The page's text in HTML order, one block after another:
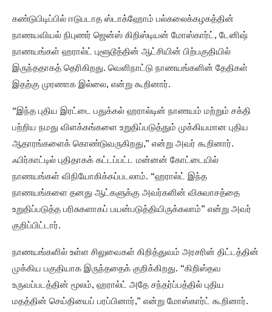
கண்டுபிடிப்பில் ஈடுபடாத ஸ்டாக்ஹோம் பல்கலைக்கழகத்தின்
நாணயவியல் நிபுணர் ஜென்ஸ் கிறிஸ்டியன் மோஸ்கார்ட், டேனிஷ்
நாணயங்கள் ஹரால்ட் புளூடூத்தின் ஆட்சியின் பிற்பகுதியில்
இருந்ததாகத் தெரிகிறது. வெளிநாட்டு நாணயங்களின் தேதிகள்
இதற்கு முரணாக இல்லை, என்று கூறினார்.
“இந்த புதிய இரட்டை பதுக்கல் ஹரால்டின் நாணயம் மற்றும் சக்தி
பற்றிய நமது விளக்கங்களை உறுதிப்படுத்தும் முக்கியமான புதிய
ஆதாரங்களைக் கொண்டுவருகிறது,” என்று அவர் கூறினார்.
ஃபிர்காட்டில் புதிதாகக் கட்டப்பட்ட மன்னன் கோட்டையில்
நாணயங்கள் விநியோகிக்கப்படலாம். “ஹரால்ட் இந்த
நாணயங்களை தனது ஆட்களுக்கு அவர்களின் விசுவாசத்தை
உறுதிப்படுத்த பரிசுகளாகப் பயன்படுத்தியிருக்கலாம்” என்று அவர்
குறிப்பிட்டார்.
நாணயங்களில் உள்ள சிலுவைகள் கிறித்துவம் அரசரின் திட்டத்தின்
முக்கிய பகுதியாக இருந்ததைக் குறிக்கிறது. “கிறிஸ்தவ
உருவப்படத்தின் மூலம், ஹரால்ட் அதே சந்தர்ப்பத்தில் புதிய
மதத்தின் செய்தியைப் பரப்பினார்,” என்று மோஸ்கார்ட் கூறினார்.